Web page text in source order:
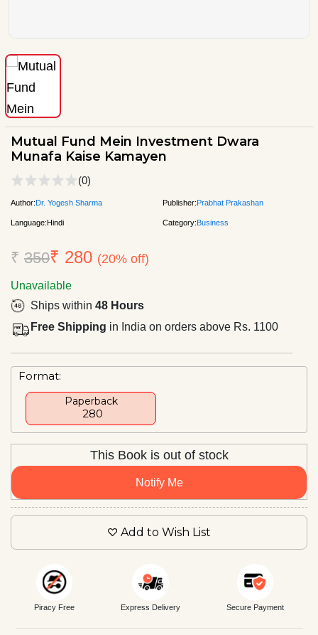
Mutual Fund Mein Investment Dwara
Munafa Kaise Kamayen
(0)
Author:Dr. Yogesh Sharma Publisher:Prabhat Prakashan
Language:Hindi Category:Business
₹ 350₹ 280 (20% off)
Unavailable
Ships within 48 Hours
Free Shipping in India on orders above Rs. 1100
Format:
Paperback
₹ 280
This Book is out of stock
Notify Me
Add to Wish List
Piracy Free Express Delivery Secure Payment